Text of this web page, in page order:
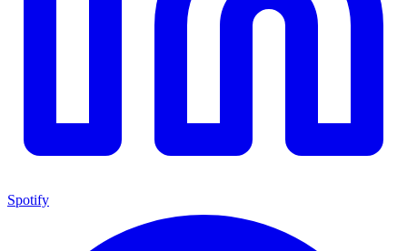
Spotify